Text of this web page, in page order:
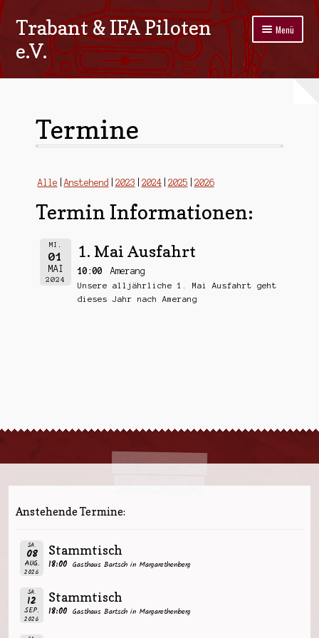
Zur
Navigation
springen
Zum
springen
Trabant & IFA Piloten
e.V.
Menü
Home
Galerie
Stammtisch
Kontakt
Impressum/Datenschutz
Termine
Alle Anstehend 2023 2024 2025 2026
Termin Informationen:
MI.
01
MAI
2024
1. Mai Ausfahrt
10:00 Amerang
Unsere alljährliche 1. Mai Ausfahrt geht
dieses Jahr nach Amerang
Anstehende Termine:
SA.
08
AUG.
2026
Stammtisch
18:00 Gasthaus Bartsch in Margarethenberg
SA.
12
SEP.
2026
Stammtisch
18:00 Gasthaus Bartsch in Margarethenberg